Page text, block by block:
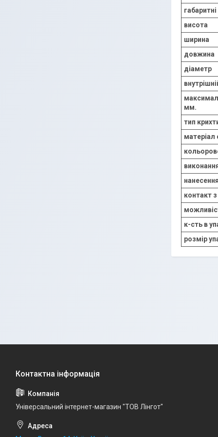
висота
ширина
довжина
діаметр
мм.
тип
матеріал
контакт
к-сть в
розмір
Універсальний інтернет-магазин "ТОВ Лінгот"